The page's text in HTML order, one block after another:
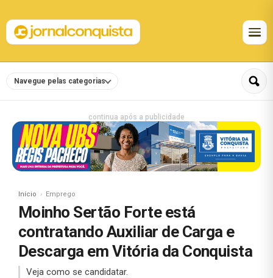
Navegue pelas categorias
continua após a publicidade
Início Emprego
Moinho Sertão Forte está
contratando Auxiliar de Carga e
Descarga em Vitória da Conquista
Veja como se candidatar.